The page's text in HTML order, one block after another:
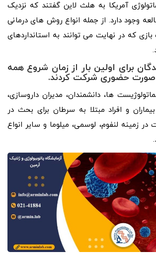
آمریکا به هلث لاین گفتند که نزدیک
مطالعه وجود دارد. از جمله انواع روش‌ های درمانی
بازی که در نهایت می‌ توانند به استانداردهای
برای اولین بار از زمان شروع همه‌
صورت حضوری شرکت کردند.
ها، دانشمندان، مدیران داروسازی،
و افراد مبتلا به سرطان برای بحث در
در زمینه لنفوم، لوسمی، میلوما و سایر انواع